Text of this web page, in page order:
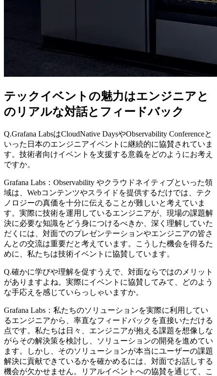
テックイベントの魅力はエンジニアと
のリアルな対話とフィードバック
Q.Grafana LabsはCloudNative DaysやObservability Conferenceと
いった日本のエンジニアイベントに継続的に協賛されていま
す。技術者向けイベントを支援する意義をどのようにお考え
ですか。
Grafana Labs：Observability やクラウドネイティブといった領
域は、Webコンテンツやスライドを提供するだけでは、テク
ノロジーの真価を十分に伝えることが難しいと考えていま
す。実際に技術を運用しているエンジニアが、現場の課題解
決に必要な知識をどう身につけるべきか、深く理解していた
だくには、対面でのプレゼンテーションやエンジニアの皆さ
んとの交流は重要だと考えています。こうした機会を得るた
めに、私たちは技術イベントに協賛しています。
Q.確かに学びや理解を促すうえで、対面ならではのメリット
がありますよね。実際にイベントに協賛してみて、どのよう
な手応えを感じていらっしゃいますか。
Grafana Labs：私たちのソリューションを実際に利用してい
るエンジニアから、率直なフィードバックを直接いただける
点です。私たちは日々、エンジニアが抱える課題を想像しな
がらその解決策を検討し、ソリューションの開発を進めてい
ます。しかし、そのソリューションが本当にユーザーの課題
解決に貢献できているかを確かめるには、対面でお話しする
機会が欠かせません。リアルイベントへの協賛を通じて、こ